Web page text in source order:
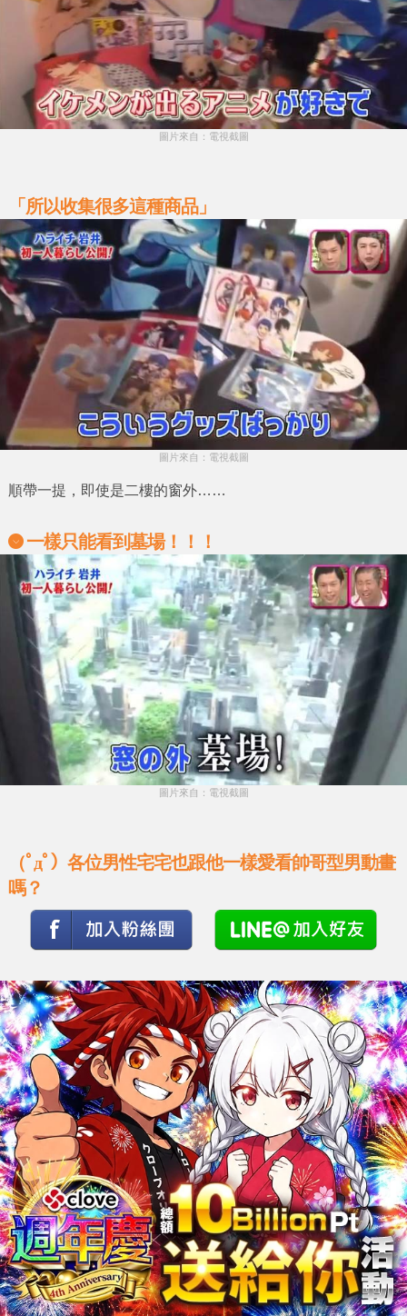
圖片來自：電視截圖
「所以收集很多這種商品」
圖片來自：電視截圖
順帶一提，即使是二樓的窗外……
一樣只能看到墓場！！！
圖片來自：電視截圖
（ﾟдﾟ）各位男性宅宅也跟他一樣愛看帥哥型男動畫
嗎？